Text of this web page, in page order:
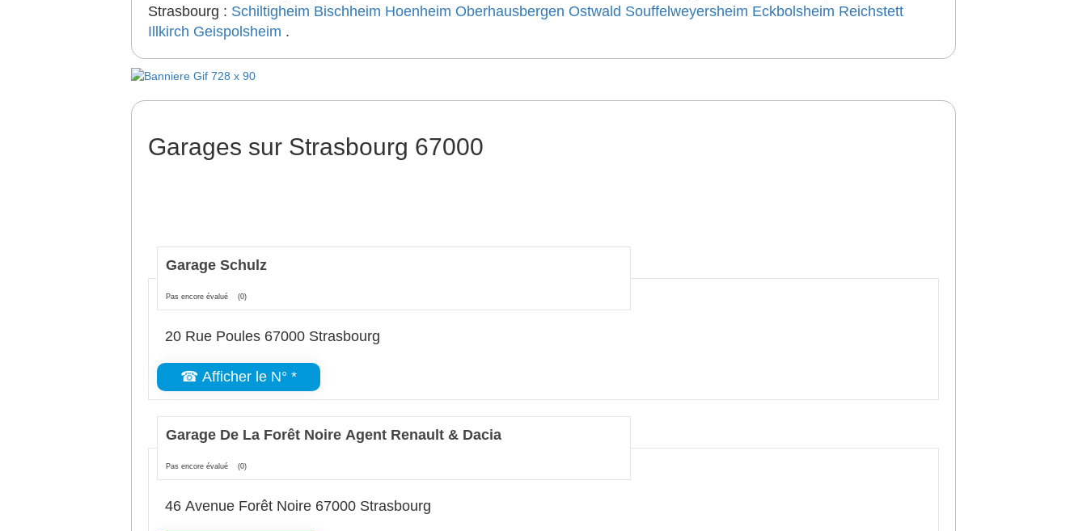
Strasbourg : Schiltigheim Bischheim Hoenheim Oberhausbergen Ostwald Souffelweyersheim Eckbolsheim Reichstett
Illkirch Geispolsheim .
Garages sur Strasbourg 67000
Garage Schulz
Pas encore évalué (0)
20 Rue Poules 67000 Strasbourg
☎ Afficher le N° *
Garage De La Forêt Noire Agent Renault & Dacia
Pas encore évalué (0)
46 Avenue Forêt Noire 67000 Strasbourg